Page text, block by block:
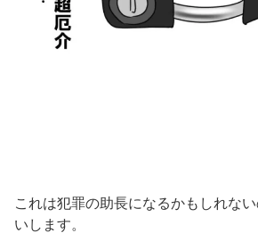
これは犯罪の助長になるかもしれな
いします。